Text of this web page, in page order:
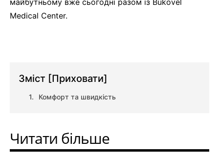
майбутньому вже сьогодні разом із Bukovel
Medical Center.
Зміст [Приховати]
Комфорт та швидкість
Читати більше